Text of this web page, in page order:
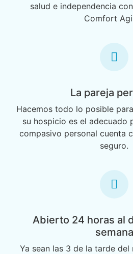
salud e independencia
Comfort
La pareja
Hacemos todo lo posible
su hospicio es el adecuado
compasivo personal cuenta
seguro.
Abierto 24 horas al
semana
Ya sean las 3 de la tarde